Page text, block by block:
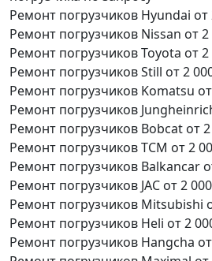
Ремонт погрузчиков Hyundai от
Ремонт погрузчиков Nissan от
Ремонт погрузчиков Toyota от
Ремонт погрузчиков Still от 2
Ремонт погрузчиков Komatsu
Ремонт погрузчиков
Ремонт погрузчиков Bobcat от
Ремонт погрузчиков TCM от 2
Ремонт погрузчиков Balkancar
Ремонт погрузчиков JAC от 2
Ремонт погрузчиков Mitsubishi
Ремонт погрузчиков Heli от 2
Ремонт погрузчиков Hangcha